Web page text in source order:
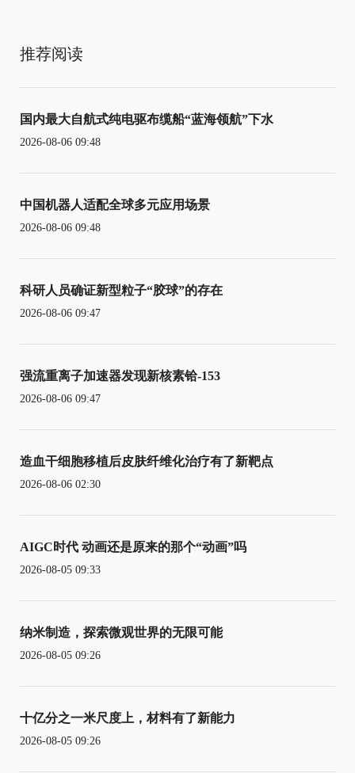
推荐阅读
国内最大自航式纯电驱布缆船“蓝海领航”下水
2026-08-06 09:48
中国机器人适配全球多元应用场景
2026-08-06 09:48
科研人员确证新型粒子“胶球”的存在
2026-08-06 09:47
强流重离子加速器发现新核素铪-153
2026-08-06 09:47
造血干细胞移植后皮肤纤维化治疗有了新靶点
2026-08-06 02:30
AIGC时代 动画还是原来的那个“动画”吗
2026-08-05 09:33
纳米制造，探索微观世界的无限可能
2026-08-05 09:26
十亿分之一米尺度上，材料有了新能力
2026-08-05 09:26